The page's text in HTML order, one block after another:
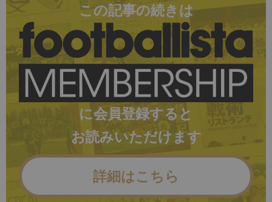
この記事の続きは
に会員登録すると
お読みいただけます
詳細はこちら